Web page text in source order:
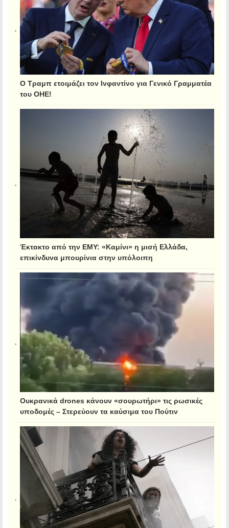
Ο Τραμπ ετοιμάζει τον Ινφαντίνο για Γενικό Γραμματέα
του ΟΗΕ!
Έκτακτο από την ΕΜΥ: «Καμίνι» η μισή Ελλάδα,
επικίνδυνα μπουρίνια στην υπόλοιπη
Ουκρανικά drones κάνουν «σουρωτήρι» τις ρωσικές
υποδομές – Στερεύουν τα καύσιμα του Πούτιν